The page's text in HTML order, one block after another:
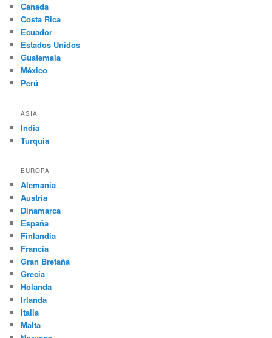
Canada
Costa Rica
Ecuador
Estados Unidos
Guatemala
México
Perú
ASIA
India
Turquía
EUROPA
Alemania
Austria
Dinamarca
España
Finlandia
Francia
Gran Bretaña
Grecia
Holanda
Irlanda
Italia
Malta